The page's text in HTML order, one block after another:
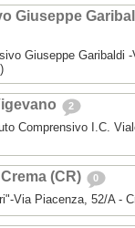
Giuseppe
Giuseppe Garibaldi
2
Comprensivo I.C.
(CR) 0
Via Piacenza, 52/A -